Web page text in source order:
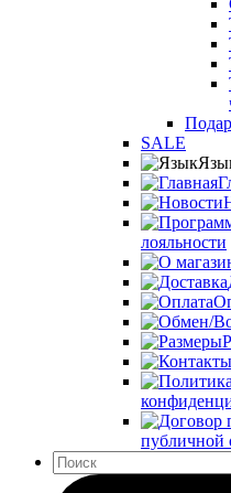
SALE
лояльности
публичной